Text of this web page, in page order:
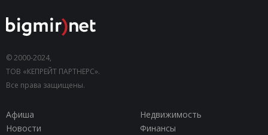
© 2000-2024,
ТОВ «КЕПРЕЙТ ПАРТНЕРС».
Все права защищены.
Афиша
Недвижимость
Новости
Финансы